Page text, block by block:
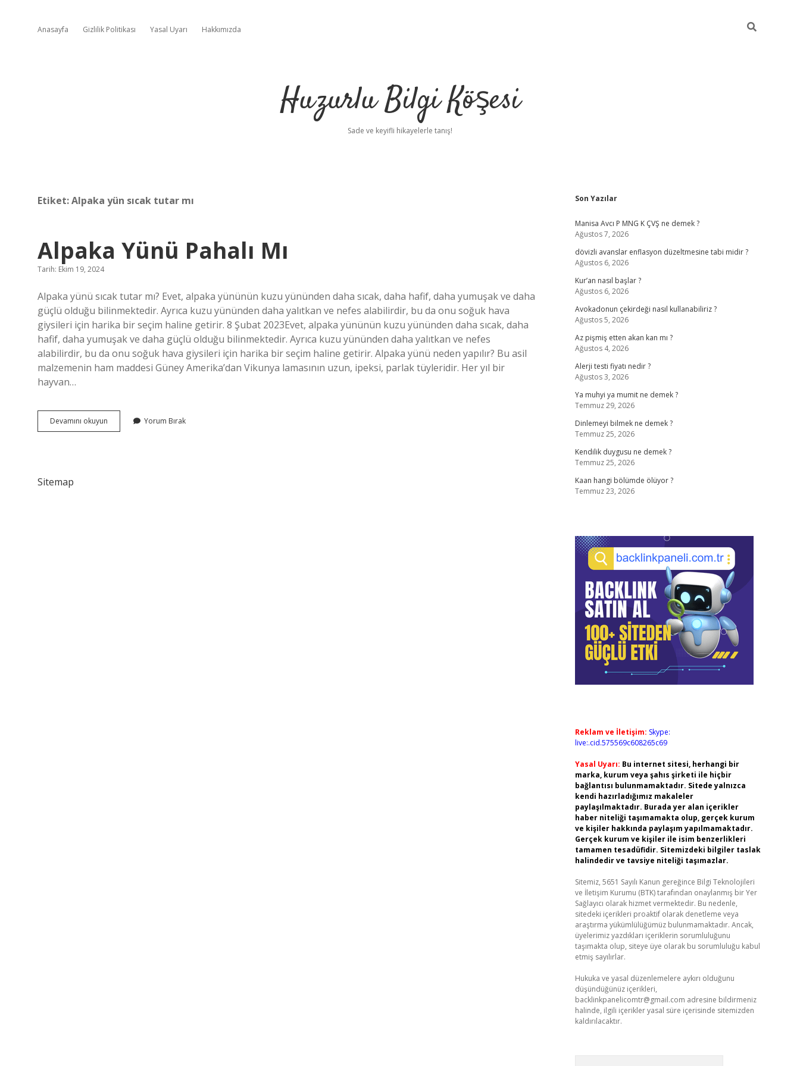
Anasayfa Gizlilik Politikası Yasal Uyarı Hakkımızda
Huzurlu Bilgi Köşesi
Sade ve keyifli hikayelerle tanış!
Etiket:Alpaka yün sıcak tutar mı
Alpaka Yünü Pahalı Mı
Tarih: Ekim 19, 2024
Alpaka yünü sıcak tutar mı? Evet, alpaka yününün kuzu yününden daha sıcak, daha hafif, daha yumuşak ve daha
güçlü olduğu bilinmektedir. Ayrıca kuzu yününden daha yalıtkan ve nefes alabilirdir, bu da onu soğuk hava
giysileri için harika bir seçim haline getirir. 8 Şubat 2023Evet, alpaka yününün kuzu yününden daha sıcak, daha
hafif, daha yumuşak ve daha güçlü olduğu bilinmektedir. Ayrıca kuzu yününden daha yalıtkan ve nefes
alabilirdir, bu da onu soğuk hava giysileri için harika bir seçim haline getirir. Alpaka yünü neden yapılır? Bu asil
malzemenin ham maddesi Güney Amerika’dan Vikunya lamasının uzun, ipeksi, parlak tüyleridir. Her yıl bir
hayvan…
Devamını okuyun
Yünü
Yorum Bırak
Sitemap
Sidebar
Son Yazılar
Manisa Avcı P MNG K ÇVŞ ne demek ?
Ağustos 7, 2026
dövizli avanslar enflasyon düzeltmesine tabi midir ?
Ağustos 6, 2026
Kur’an nasıl başlar ?
Ağustos 6, 2026
Avokadonun çekirdeği nasıl kullanabiliriz ?
Ağustos 5, 2026
Az pişmiş etten akan kan mı ?
Ağustos 4, 2026
Alerji testi fiyatı nedir ?
Ağustos 3, 2026
Ya muhyi ya mumit ne demek ?
Temmuz 29, 2026
Dinlemeyi bilmek ne demek ?
Temmuz 25, 2026
Kendilik duygusu ne demek ?
Temmuz 25, 2026
Kaan hangi bölümde ölüyor ?
Temmuz 23, 2026
Reklam ve İletişim: Skype:
live:.cid.575569c608265c69
Yasal Uyarı: Bu internet sitesi, herhangi bir
marka, kurum veya şahıs şirketi ile hiçbir
bağlantısı bulunmamaktadır. Sitede yalnızca
kendi hazırladığımız makaleler
paylaşılmaktadır. Burada yer alan içerikler
haber niteliği taşımamakta olup, gerçek kurum
ve kişiler hakkında paylaşım yapılmamaktadır.
Gerçek kurum ve kişiler ile isim benzerlikleri
tamamen tesadüfidir. Sitemizdeki bilgiler taslak
halindedir ve tavsiye niteliği taşımazlar.
Sitemiz, 5651 Sayılı Kanun gereğince Bilgi Teknolojileri
ve İletişim Kurumu (BTK) tarafından onaylanmış bir Yer
Sağlayıcı olarak hizmet vermektedir. Bu nedenle,
sitedeki içerikleri proaktif olarak denetleme veya
araştırma yükümlülüğümüz bulunmamaktadır. Ancak,
üyelerimiz yazdıkları içeriklerin sorumluluğunu
taşımakta olup, siteye üye olarak bu sorumluluğu kabul
etmiş sayılırlar.
Hukuka ve yasal düzenlemelere aykırı olduğunu
düşündüğünüz içerikleri,
backlinkpanelicomtr@gmail.com adresine bildirmeniz
halinde, ilgili içerikler yasal süre içerisinde sitemizden
kaldırılacaktır.